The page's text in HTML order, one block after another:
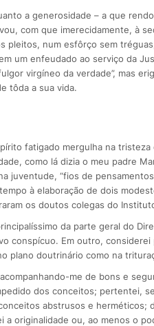
a generosidade – a que
com que imerecidamente, à
pleitos, num esfôrço sem
um enfeudado ao serviço da
virgíneo da verdade”, mas
tôda a sua vida.
fatigado mergulha na
como lá dizia o meu padre
juventude, “fios de
à elaboração de dois
os doutos colegas do
da parte geral do
conspícuo. Em outro,
plano doutrinário como na
me de bons e
dos conceitos; pertentei,
abstrusos e herméticos;
originalidade ou, ao menos o